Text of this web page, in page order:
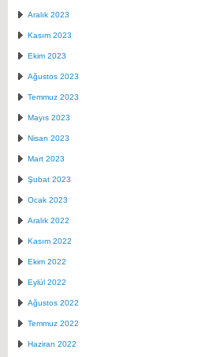
Aralık 2023
Kasım 2023
Ekim 2023
Ağustos 2023
Temmuz 2023
Mayıs 2023
Nisan 2023
Mart 2023
Şubat 2023
Ocak 2023
Aralık 2022
Kasım 2022
Ekim 2022
Eylül 2022
Ağustos 2022
Temmuz 2022
Haziran 2022